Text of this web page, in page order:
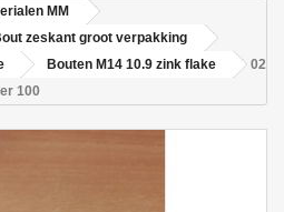
MM
zeskant groot verpakking
Bouten M14 10.9 zink flake
02
100